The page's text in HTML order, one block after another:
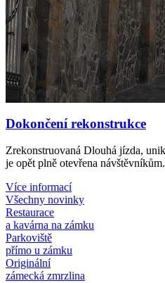
Dokončení rekonstrukce
Zrekonstruovaná Dlouhá jízda,
je opět plně otevřena návštěvníkům.
Více informací
Všechny novinky
Restaurace
a kavárna na zámku
Parkoviště
přímo u zámku
Originální
zámecká zmrzlina